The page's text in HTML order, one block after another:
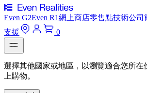
Even G2Even R1網上商店零售點技術公司
支援
0
選擇其他國家或地區，以瀏覽適合您所在
上購物。